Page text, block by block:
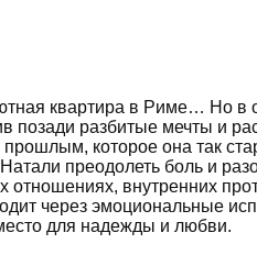
квартира в Риме… Но
позади разбитые мечты и
которое она так
преодолеть боль и
внутренних
через эмоциональные
для надежды и любви.